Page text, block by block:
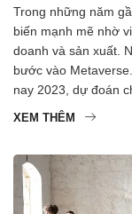
Trong những năm
biến mạnh mẽ nhờ
doanh và sản xuất.
bước vào
nay 2023, dự đoán
XEM THÊM